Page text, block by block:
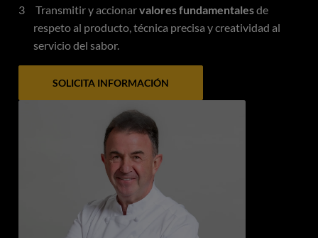
Transmitir y accionarvalores fundamentalesde
respeto al producto, técnica precisa y creatividad al
servicio del sabor.
SOLICITA INFORMACIÓN